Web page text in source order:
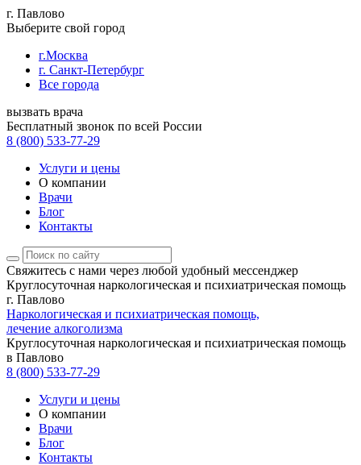
г. Павлово
Выберите свой город
г.Москва
г. Санкт-Петербург
Все города
вызвать врача
Бесплатный звонок по всей России
8 (800) 533-77-29
Услуги и цены
О компании
Врачи
Блог
Контакты
Свяжитесь с нами через любой удобный мессенджер
Круглосуточная наркологическая и психиатрическая помощь
г. Павлово
Наркологическая и психиатрическая помощь,
лечение алкоголизма
Круглосуточная наркологическая и психиатрическая помощь
в Павлово
8 (800) 533-77-29
Услуги и цены
О компании
Врачи
Блог
Контакты